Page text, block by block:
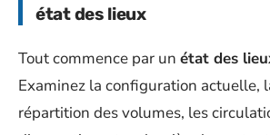
état des lieux
Tout commence par un état des
Examinez la configuration actuelle,
répartition des volumes, les